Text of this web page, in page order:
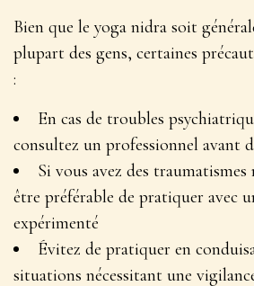
Bien que le yoga nidra soit
plupart des gens, certaines
:
En cas de troubles
consultez un professionnel avant
Si vous avez des
être préférable de pratiquer avec
expérimenté
Évitez de pratiquer en
situations nécessitant une